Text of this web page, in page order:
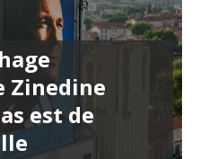
Zinedine
est de